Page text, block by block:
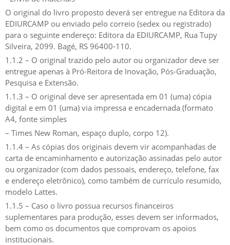
O original do livro proposto deverá ser entregue na Editora da
EDIURCAMP ou enviado pelo correio (sedex ou registrado)
para o seguinte endereço: Editora da EDIURCAMP, Rua Tupy
Silveira, 2099. Bagé, RS 96400-110.
1.1.2 – O original trazido pelo autor ou organizador deve ser
entregue apenas à Pró-Reitora de Inovação, Pós-Graduação,
Pesquisa e Extensão.
1.1.3 – O original deve ser apresentada em 01 (uma) cópia
digital e em 01 (uma) via impressa e encadernada (formato
A4, fonte simples
– Times New Roman, espaço duplo, corpo 12).
1.1.4 – As cópias dos originais devem vir acompanhadas de
carta de encaminhamento e autorização assinadas pelo autor
ou organizador (com dados pessoais, endereço, telefone, fax
e endereço eletrônico), como também de currículo resumido,
modelo Lattes.
1.1.5 – Caso o livro possua recursos financeiros
suplementares para produção, esses devem ser informados,
bem como os documentos que comprovam os apoios
institucionais.